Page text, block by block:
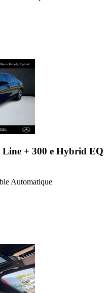
Line + 300 e Hybrid EQ
Automatique